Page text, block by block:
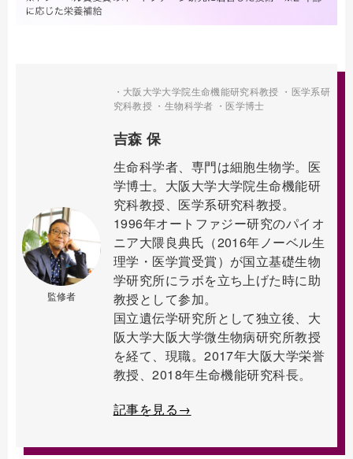
監修者
・大阪大学大学院生命機能研究科教授 ・医学系研
究科教授 ・生物科学者 ・医学博士
吉森 保
生命科学者、専門は細胞生物学。医
学博士。大阪大学大学院生命機能研
究科教授、医学系研究科教授。
1996年オートファジー研究のパイオ
ニア大隈良典氏（2016年ノーベル生
理学・医学賞受賞）が国立基礎生物
学研究所にラボを立ち上げた時に助
教授として参加。
国立遺伝学研究所として独立後、大
阪大学大阪大学微生物病研究所教授
を経て、現職。2017年大阪大学栄誉
教授、2018年生命機能研究科長。
記事を見る→